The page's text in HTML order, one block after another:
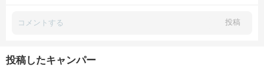
投稿
投稿したキャンパー